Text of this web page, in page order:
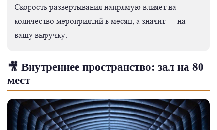
Скорость развёртывания напрямую влияет на
количество мероприятий в месяц, а значит — на
вашу выручку.
🎥 Внутреннее пространство: зал на 80
мест